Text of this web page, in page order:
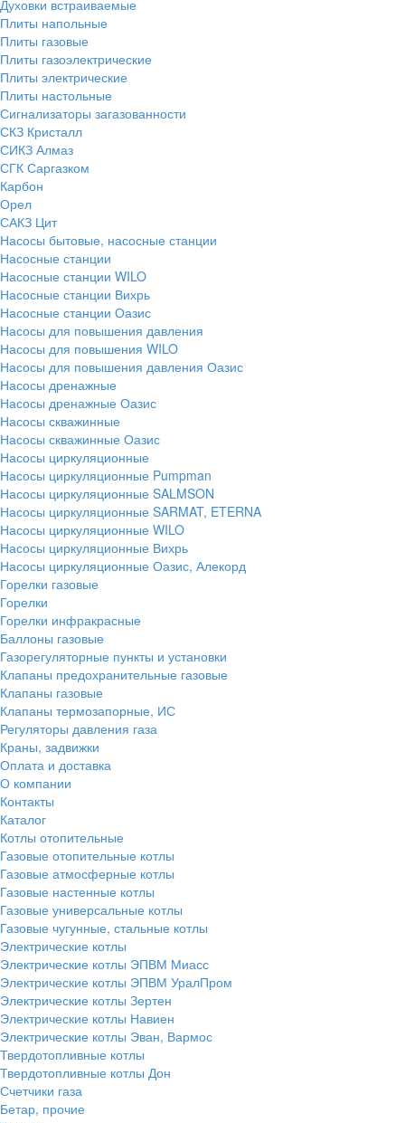
Духовки встраиваемые
Плиты напольные
Плиты газовые
Плиты газоэлектрические
Плиты электрические
Плиты настольные
Сигнализаторы загазованности
СКЗ Кристалл
СИКЗ Алмаз
СГК Саргазком
Карбон
Орел
САКЗ Цит
Насосы бытовые, насосные станции
Насосные станции
Насосные станции WILO
Насосные станции Вихрь
Насосные станции Оазис
Насосы для повышения давления
Насосы для повышения WILO
Насосы для повышения давления Оазис
Насосы дренажные
Насосы дренажные Оазис
Насосы скважинные
Насосы скважинные Оазис
Насосы циркуляционные
Насосы циркуляционные Pumpman
Насосы циркуляционные SALMSON
Насосы циркуляционные SARMAT, ETERNA
Насосы циркуляционные WILO
Насосы циркуляционные Вихрь
Насосы циркуляционные Оазис, Алекорд
Горелки газовые
Горелки
Горелки инфракрасные
Баллоны газовые
Газорегуляторные пункты и установки
Клапаны предохранительные газовые
Клапаны газовые
Клапаны термозапорные, ИС
Регуляторы давления газа
Краны, задвижки
Оплата и доставка
О компании
Контакты
Каталог
Котлы отопительные
Газовые отопительные котлы
Газовые атмосферные котлы
Газовые настенные котлы
Газовые универсальные котлы
Газовые чугунные, стальные котлы
Электрические котлы
Электрические котлы ЭПВМ Миасс
Электрические котлы ЭПВМ УралПром
Электрические котлы Зертен
Электрические котлы Навиен
Электрические котлы Эван, Вармос
Твердотопливные котлы
Твердотопливные котлы Дон
Счетчики газа
Бетар, прочие